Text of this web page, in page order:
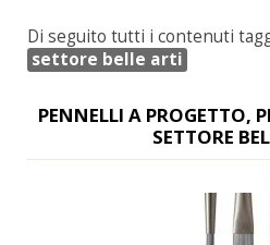
INNOVAZIONE
DERMOCURA
MEDIA
Di seguito tutti i contenuti
settore belle arti
PENNELLI A PROGETTO,
SETTORE